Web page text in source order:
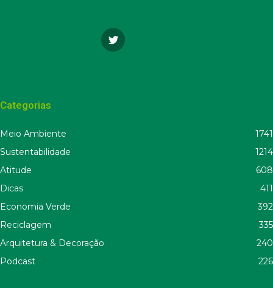
Categorias
Meio Ambiente
1741
Sustentabilidade
1214
Atitude
608
Dicas
411
Economia Verde
392
Reciclagem
335
Arquitetura & Decoração
240
Podcast
226